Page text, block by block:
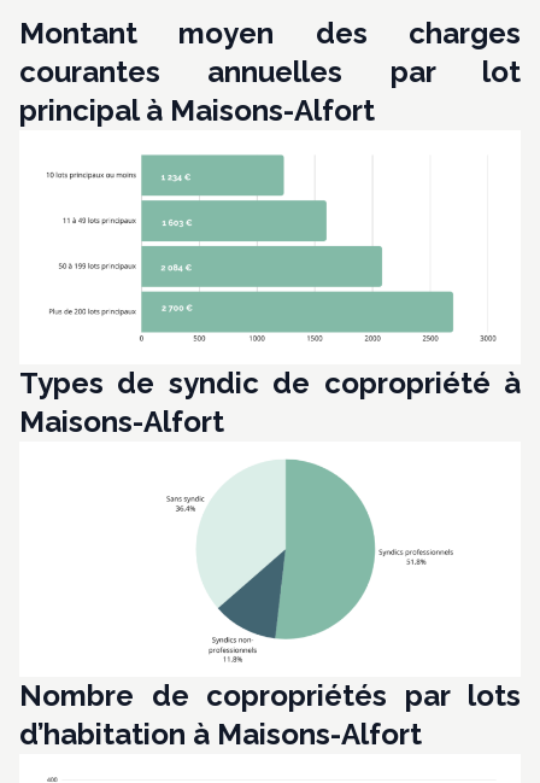
Montant moyen des charges
courantes annuelles par lot
principal à Maisons-Alfort
Types de syndic de copropriété à
Maisons-Alfort
Nombre de copropriétés par lots
d’habitation à Maisons-Alfort